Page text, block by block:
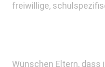
freiwillige,
Wünschen Eltern, dass